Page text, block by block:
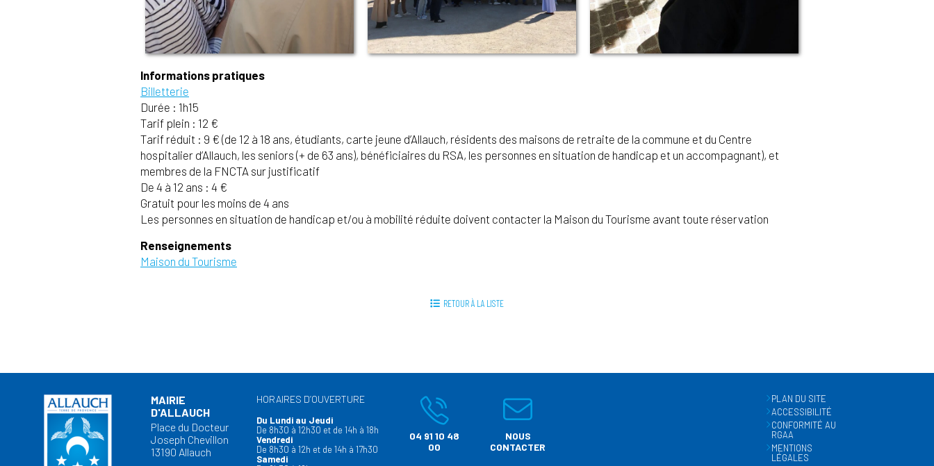
Informations pratiques
Billetterie
Durée : 1h15
Tarif plein : 12 €
Tarif réduit : 9 € (de 12 à 18 ans, étudiants, carte jeune d’Allauch, résidents des maisons de retraite de la commune et du Centre
hospitalier d’Allauch, les seniors (+ de 63 ans), bénéficiaires du RSA, les personnes en situation de handicap et un accompagnant), et
membres de la FNCTA sur justificatif
De 4 à 12 ans : 4 €
Gratuit pour les moins de 4 ans
Les personnes en situation de handicap et/ou à mobilité réduite doivent contacter la Maison du Tourisme avant toute réservation
Renseignements
Maison du Tourisme
RETOUR À LA LISTE
MAIRIE
D'ALLAUCH
Place du Docteur
Joseph Chevillon
13190 Allauch
HORAIRES D’OUVERTURE
Du Lundi au Jeudi
De 8h30 à 12h30 et de 14h à 18h
Vendredi
De 8h30 à 12h et de 14h à 17h30
Samedi
04 91 10 48
00
NOUS
CONTACTER
PLAN DU SITE
ACCESSIBILITÉ
CONFORMITÉ AU
RGAA
MENTIONS
LÉGALES